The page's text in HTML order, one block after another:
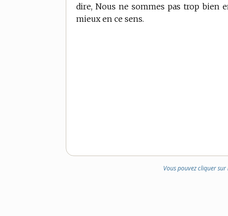
dire, Nous ne sommes pas trop bien
mieux en ce sens.
Vous pouvez cliquer